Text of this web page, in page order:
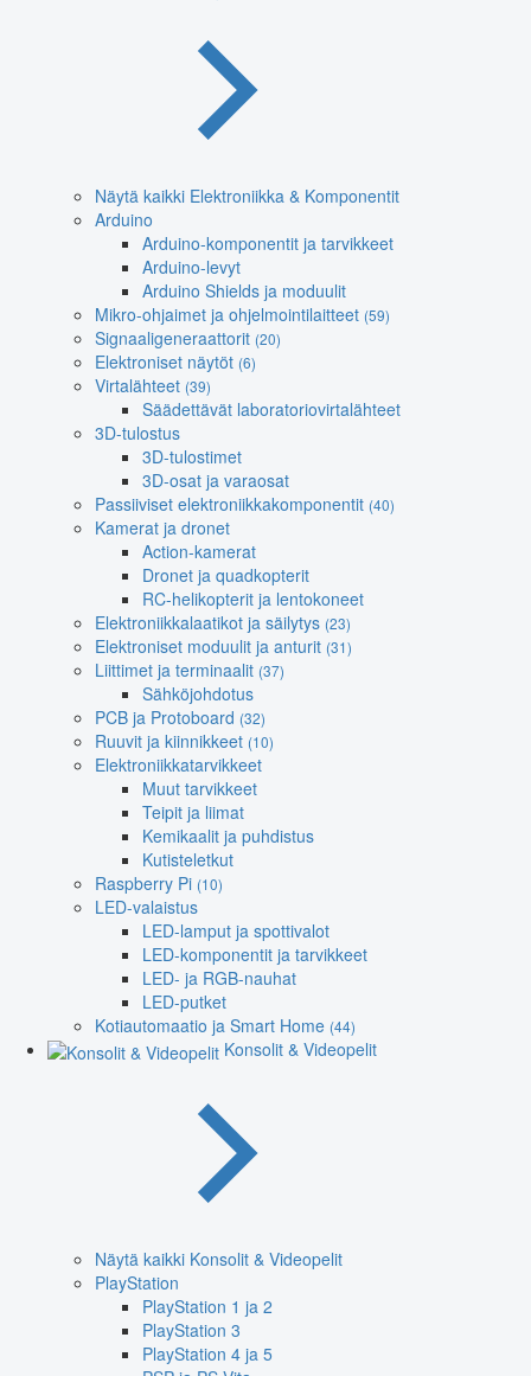
Näytä kaikki Elektroniikka & Komponentit
Arduino
Arduino-komponentit ja tarvikkeet
Arduino-levyt
Arduino Shields ja moduulit
Mikro-ohjaimet ja ohjelmointilaitteet (59)
Signaaligeneraattorit (20)
Elektroniset näytöt (6)
Virtalähteet (39)
Säädettävät laboratoriovirtalähteet
3D-tulostus
3D-tulostimet
3D-osat ja varaosat
Passiiviset elektroniikkakomponentit (40)
Kamerat ja dronet
Action-kamerat
Dronet ja quadkopterit
RC-helikopterit ja lentokoneet
Elektroniikkalaatikot ja säilytys (23)
Elektroniset moduulit ja anturit (31)
Liittimet ja terminaalit (37)
Sähköjohdotus
PCB ja Protoboard (32)
Ruuvit ja kiinnikkeet (10)
Elektroniikkatarvikkeet
Muut tarvikkeet
Teipit ja liimat
Kemikaalit ja puhdistus
Kutisteletkut
Raspberry Pi (10)
LED-valaistus
LED-lamput ja spottivalot
LED-komponentit ja tarvikkeet
LED- ja RGB-nauhat
LED-putket
Kotiautomaatio ja Smart Home (44)
Konsolit & Videopelit
Näytä kaikki Konsolit & Videopelit
PlayStation
PlayStation 1 ja 2
PlayStation 3
PlayStation 4 ja 5